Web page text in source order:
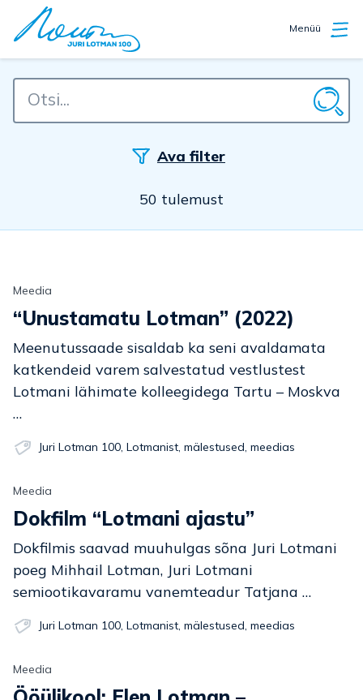
Menüü
Ava filter
50 tulemust
Meedia
“Unustamatu Lotman” (2022)
Meenutussaade sisaldab ka seni avaldamata
katkendeid varem salvestatud vestlustest
Lotmani lähimate kolleegidega Tartu – Moskva
…
Juri Lotman 100, Lotmanist, mälestused, meedias
Meedia
Dokfilm “Lotmani ajastu”
Dokfilmis saavad muuhulgas sõna Juri Lotmani
poeg Mihhail Lotman, Juri Lotmani
semiootikavaramu vanemteadur Tatjana …
Juri Lotman 100, Lotmanist, mälestused, meedias
Meedia